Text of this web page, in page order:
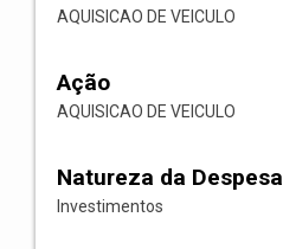
AQUISICAO DE VEICULO
Ação
AQUISICAO DE VEICULO
Natureza da Despesa
Investimentos